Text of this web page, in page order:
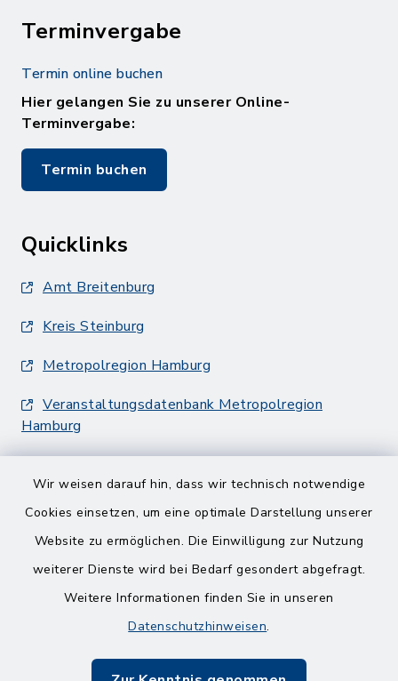
Wir weisen darauf hin, dass wir technisch notwendige
Cookies einsetzen, um eine optimale Darstellung unserer
Website zu ermöglichen. Die Einwilligung zur Nutzung
weiterer Dienste wird bei Bedarf gesondert abgefragt.
Weitere Informationen finden Sie in unseren
Datenschutzhinweisen.
Terminvergabe
Termin online buchen
Hier gelangen Sie zu unserer Online-
Terminvergabe:
Termin buchen
Quicklinks
Amt Breitenburg
Kreis Steinburg
Metropolregion Hamburg
Veranstaltungsdatenbank Metropolregion
Hamburg
Barrierefreiheit